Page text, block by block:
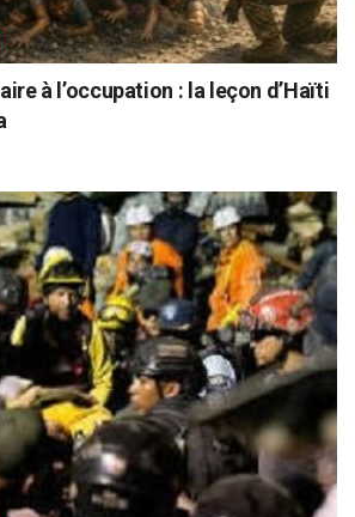
à l’occupation : la leçon d’Haïti